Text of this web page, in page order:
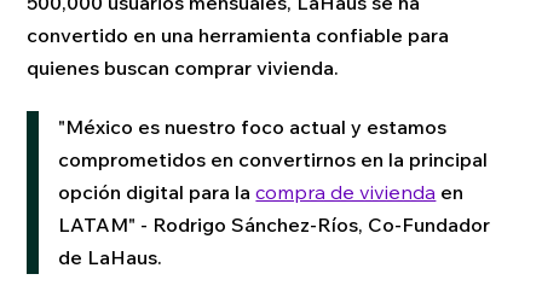
convertido en una herramienta confiable para
quienes buscan comprar vivienda.
"México es nuestro foco actual y estamos
comprometidos en convertirnos en la principal
opción digital para la compra de vivienda en
LATAM" - Rodrigo Sánchez-Ríos, Co-Fundador
de LaHaus.